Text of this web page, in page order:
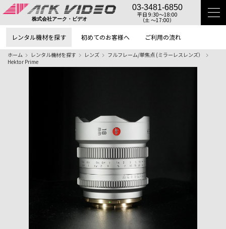
株式会社アーク・ビデオ
03-3481-6850
平日 9:30〜18:00
（土 〜17:00）
レンタル機材を探す 初めてのお客様へ ご利用の流れ
ホーム レンタル機材を探す レンズ
フルフレーム/単焦点 (ミラーレスレンズ）
Hektor Prime